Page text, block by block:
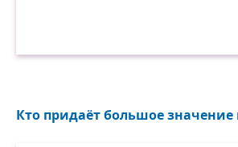
Кто придаёт большое